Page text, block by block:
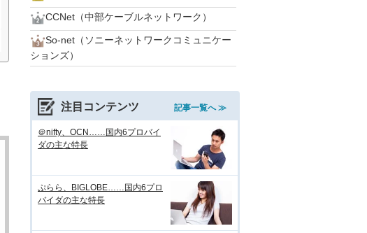
CCNet（中部ケーブルネットワーク）
So-net（ソニーネットワークコミュニケー
ションズ）
注目コンテンツ 記事一覧へ ≫
＠nifty、OCN……国内6プロバイ
ダの主な特長
ぷらら、BIGLOBE……国内6プロ
バイダの主な特長